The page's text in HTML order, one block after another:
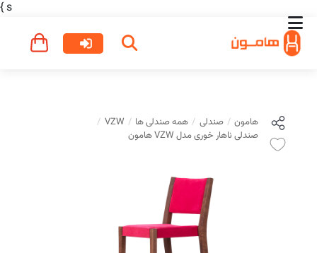
s
}
هامون صندلی همه صندلی ها
VZW
صندلی ناهار خوری مدل VZW هامون